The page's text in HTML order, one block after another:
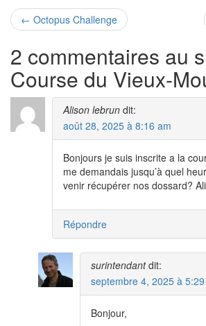
← Octopus Challenge
2 commentaires au
Course du Vieux-
Alison lebrun dit:
août 28, 2025 à 8:16 am
Bonjours je suis inscrite a la
me demandais jusqu’à quel
venir récupérer nos dossard?
Répondre
surintendant dit:
septembre 4, 2025 à
Bonjour,